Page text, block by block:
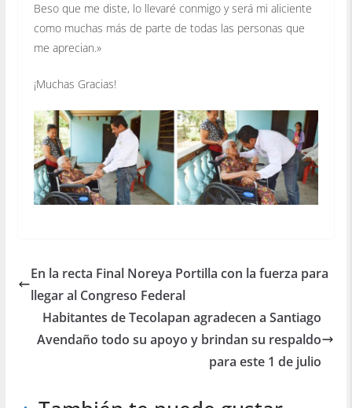
Beso que me diste, lo llevaré conmigo y será mi aliciente
como muchas más de parte de todas las personas que
me aprecian.»
¡Muchas Gracias!
En la recta Final Noreya Portilla con la fuerza para
llegar al Congreso Federal
Habitantes de Tecolapan agradecen a Santiago
Avendaño todo su apoyo y brindan su respaldo
para este 1 de julio